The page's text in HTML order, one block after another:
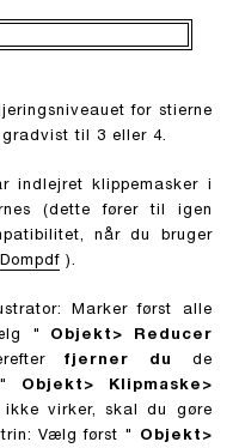
for stierne
til 3 eller 4.
indlejret klippemasker i
(dette fører til igen
når du bruger
Dompdf).
Marker først alle
" Objekt> Reducer
fjerner du
de
" Objekt> Klipmaske>
virker, skal du gøre
Vælg først "
Objekt>